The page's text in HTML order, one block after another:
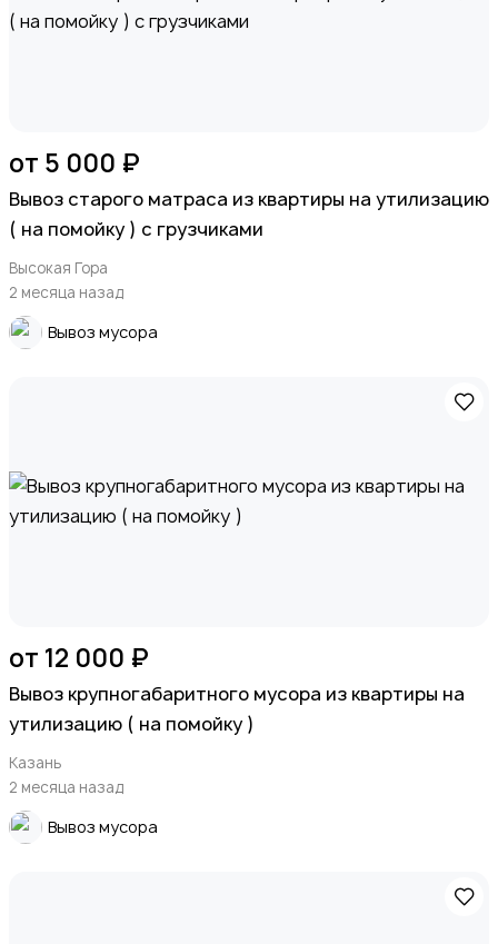
от 5 000 ₽
Вывоз старого матраса из квартиры на утилизацию
( на помойку ) с грузчиками
Высокая Гора
2 месяца назад
Вывоз мусора
от 12 000 ₽
Вывоз крупногабаритного мусора из квартиры на
утилизацию ( на помойку )
Казань
2 месяца назад
Вывоз мусора